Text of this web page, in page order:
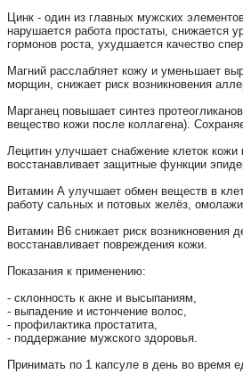
Цинк - один из главных мужских
нарушается работа простаты, снижается
гормонов роста, ухудшается качество
Магний расслабляет кожу и уменьшает
морщин, снижает риск возникновения
Марганец повышает синтез
вещество кожи после коллагена).
Лецитин улучшает снабжение клеток кожи
восстанавливает защитные функции
Витамин А улучшает обмен веществ в
работу сальных и потовых желёз,
Витамин В6 снижает риск возникновения
восстанавливает повреждения кожи.
Показания к применению:
- склонность к акне и высыпаниям,
- выпадение и истончение волос,
- профилактика простатита,
- поддержание мужского здоровья.
Принимать по 1 капсуле в день во время